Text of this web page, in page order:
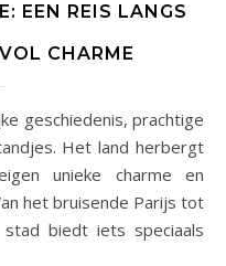
EEN REIS LANGS
CHARME
Het land herbergt
unieke charme en
het bruisende Parijs tot
biedt iets speciaals